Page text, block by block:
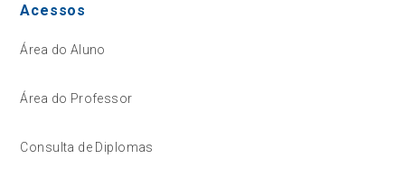
Acessos
Área do Aluno
Área do Professor
Consulta de Diplomas